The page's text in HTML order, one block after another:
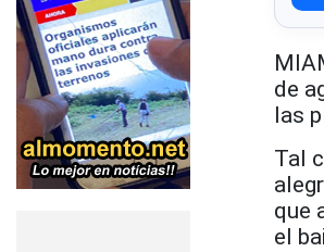
de
las
Tal
que
el